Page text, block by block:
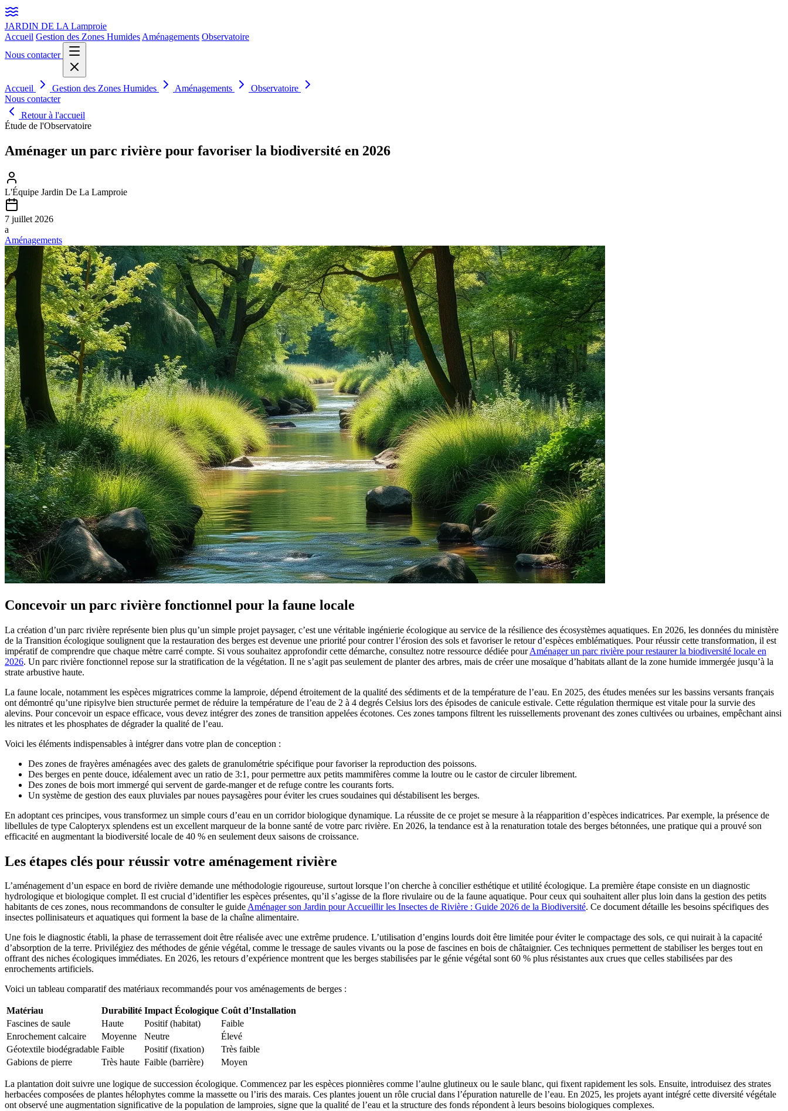
JARDIN DE LA Lamproie
Accueil Gestion des Zones Humides Aménagements Observatoire
Nous contacter
Accueil Gestion des Zones Humides Aménagements
Observatoire
Nous contacter
Retour à l'accueil
Étude de l'Observatoire
Aménager un parc rivière pour favoriser la biodiversité en 2026
L'Équipe Jardin De La Lamproie
7 juillet 2026
a
Aménagements
Concevoir un parc rivière fonctionnel pour la faune locale
La création d’un parc rivière représente bien plus qu’un simple projet paysager, c’est une véritable ingénierie écologique au service de la résilience des écosystèmes aquatiques. En 2026, les données du ministère
de la Transition écologique soulignent que la restauration des berges est devenue une priorité pour contrer l’érosion des sols et favoriser le retour d’espèces emblématiques. Pour réussir cette transformation, il est
impératif de comprendre que chaque mètre carré compte. Si vous souhaitez approfondir cette démarche, consultez notre ressource dédiée pourAménager un parc rivière pour restaurer la biodiversité locale en
2026. Un parc rivière fonctionnel repose sur la stratification de la végétation. Il ne s’agit pas seulement de planter des arbres, mais de créer une mosaïque d’habitats allant de la zone humide immergée jusqu’à la
strate arbustive haute.
La faune locale, notamment les espèces migratrices comme la lamproie, dépend étroitement de la qualité des sédiments et de la température de l’eau. En 2025, des études menées sur les bassins versants français
ont démontré qu’une ripisylve bien structurée permet de réduire la température de l’eau de 2 à 4 degrés Celsius lors des épisodes de canicule estivale. Cette régulation thermique est vitale pour la survie des
alevins. Pour concevoir un espace efficace, vous devez intégrer des zones de transition appelées écotones. Ces zones tampons filtrent les ruissellements provenant des zones cultivées ou urbaines, empêchant ainsi
les nitrates et les phosphates de dégrader la qualité de l’eau.
Voici les éléments indispensables à intégrer dans votre plan de conception :
Des zones de frayères aménagées avec des galets de granulométrie spécifique pour favoriser la reproduction des poissons.
Des berges en pente douce, idéalement avec un ratio de 3:1, pour permettre aux petits mammifères comme la loutre ou le castor de circuler librement.
Des zones de bois mort immergé qui servent de garde-manger et de refuge contre les courants forts.
Un système de gestion des eaux pluviales par noues paysagères pour éviter les crues soudaines qui déstabilisent les berges.
En adoptant ces principes, vous transformez un simple cours d’eau en un corridor biologique dynamique. La réussite de ce projet se mesure à la réapparition d’espèces indicatrices. Par exemple, la présence de
libellules de type Calopteryx splendens est un excellent marqueur de la bonne santé de votre parc rivière. En 2026, la tendance est à la renaturation totale des berges bétonnées, une pratique qui a prouvé son
efficacité en augmentant la biodiversité locale de 40 % en seulement deux saisons de croissance.
Les étapes clés pour réussir votre aménagement rivière
L’aménagement d’un espace en bord de rivière demande une méthodologie rigoureuse, surtout lorsque l’on cherche à concilier esthétique et utilité écologique. La première étape consiste en un diagnostic
hydrologique et biologique complet. Il est crucial d’identifier les espèces présentes, qu’il s’agisse de la flore rivulaire ou de la faune aquatique. Pour ceux qui souhaitent aller plus loin dans la gestion des petits
habitants de ces zones, nous recommandons de consulter le guideAménager son Jardin pour Accueillir les Insectes de Rivière : Guide 2026 de la Biodiversité. Ce document détaille les besoins spécifiques des
insectes pollinisateurs et aquatiques qui forment la base de la chaîne alimentaire.
Une fois le diagnostic établi, la phase de terrassement doit être réalisée avec une extrême prudence. L’utilisation d’engins lourds doit être limitée pour éviter le compactage des sols, ce qui nuirait à la capacité
d’absorption de la terre. Privilégiez des méthodes de génie végétal, comme le tressage de saules vivants ou la pose de fascines en bois de châtaignier. Ces techniques permettent de stabiliser les berges tout en
offrant des niches écologiques immédiates. En 2026, les retours d’expérience montrent que les berges stabilisées par le génie végétal sont 60 % plus résistantes aux crues que celles stabilisées par des
enrochements artificiels.
Voici un tableau comparatif des matériaux recommandés pour vos aménagements de berges :
Matériau Durabilité Impact Écologique Coût d’Installation
Fascines de saule
Haute Positif (habitat)
Faible
Enrochement calcaire
Moyenne Neutre
Élevé
Géotextile biodégradable Faible Positif (fixation)
Très faible
Gabions de pierre
Très haute Faible (barrière) Moyen
La plantation doit suivre une logique de succession écologique. Commencez par les espèces pionnières comme l’aulne glutineux ou le saule blanc, qui fixent rapidement les sols. Ensuite, introduisez des strates
herbacées composées de plantes hélophytes comme la massette ou l’iris des marais. Ces plantes jouent un rôle crucial dans l’épuration naturelle de l’eau. En 2025, les projets ayant intégré cette diversité végétale
ont observé une augmentation significative de la population de lamproies, signe que la qualité de l’eau et la structure des fonds répondent à leurs besoins biologiques complexes.